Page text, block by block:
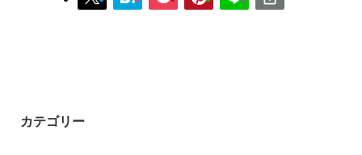
カテゴリー